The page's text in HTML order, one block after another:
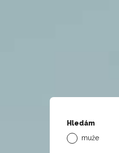
Hledám
muže